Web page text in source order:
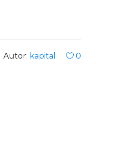
Autor: kapital 0